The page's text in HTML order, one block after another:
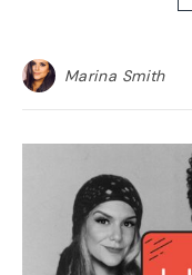
Marina Smith